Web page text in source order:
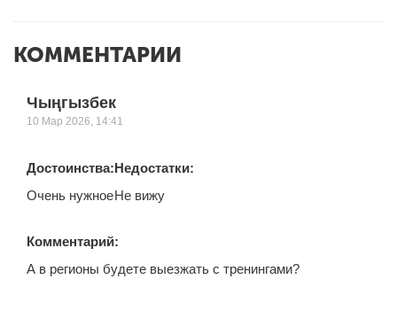
КОММЕНТАРИИ
Чыңгызбек
10 Мар 2026, 14:41
Достоинства:
Очень нужное
Недостатки:
Не вижу
Комментарий:
А в регионы будете выезжать с тренингами?